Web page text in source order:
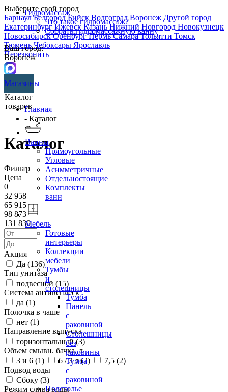
Выберите свой город
БарнаулБелгородБийск ВолгоградВоронеж Другой город
ЕкатеринбургИжевскКазаньНижний Новгород Новокузнецк
НовосибирскОренбургПермьСамараТольятти Томск
ТюменьЧебоксары Ярославль
Перезвонить
Гидромассаж
Что такое гидромассаж?
Собрать гидромассажную ванну
Ваш город:
Воронеж
Магазины
Каталог
товаров
Ванны
Прямоугольные
Угловые
Асимметричные
Отдельностоящие
Комплекты
ванн
Мебель
Готовые
интерьеры
Коллекции
мебели
Тумбы
и
столешницы
Тумба
Панель
с
раковиной
Столешницы
без
раковины
Тумба
с
раковиной
Подстолье
Главная
- Каталог
Каталог
Фильтр
Цена
0
32 958
65 915
98 873
131 830
Акция
Да (136)
Тип унитаза
подвесной (15)
Система антивсплеск
да (1)
Полочка в чаше
нет (1)
Направление выпуска
горизонтальный (3)
Объем смывн. бачка, л
3 и 6 (1) 6 / 3 л (2) 7,5 (2)
Подвод воды
Сбоку (3)
Режим слива воды